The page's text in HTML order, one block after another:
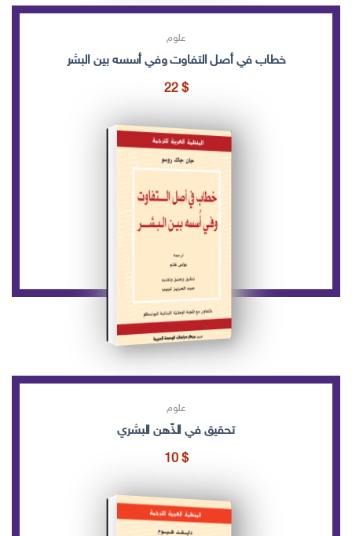
علوم
خطاب في أصل التفاوت وفي أسسه بين البشر
22 $
علوم
تحقيق في الذّهن البشري
10 $